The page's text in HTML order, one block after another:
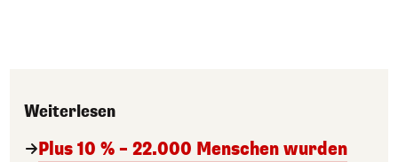
Weiterlesen
Plus 10 % – 22.000 Menschen wurden